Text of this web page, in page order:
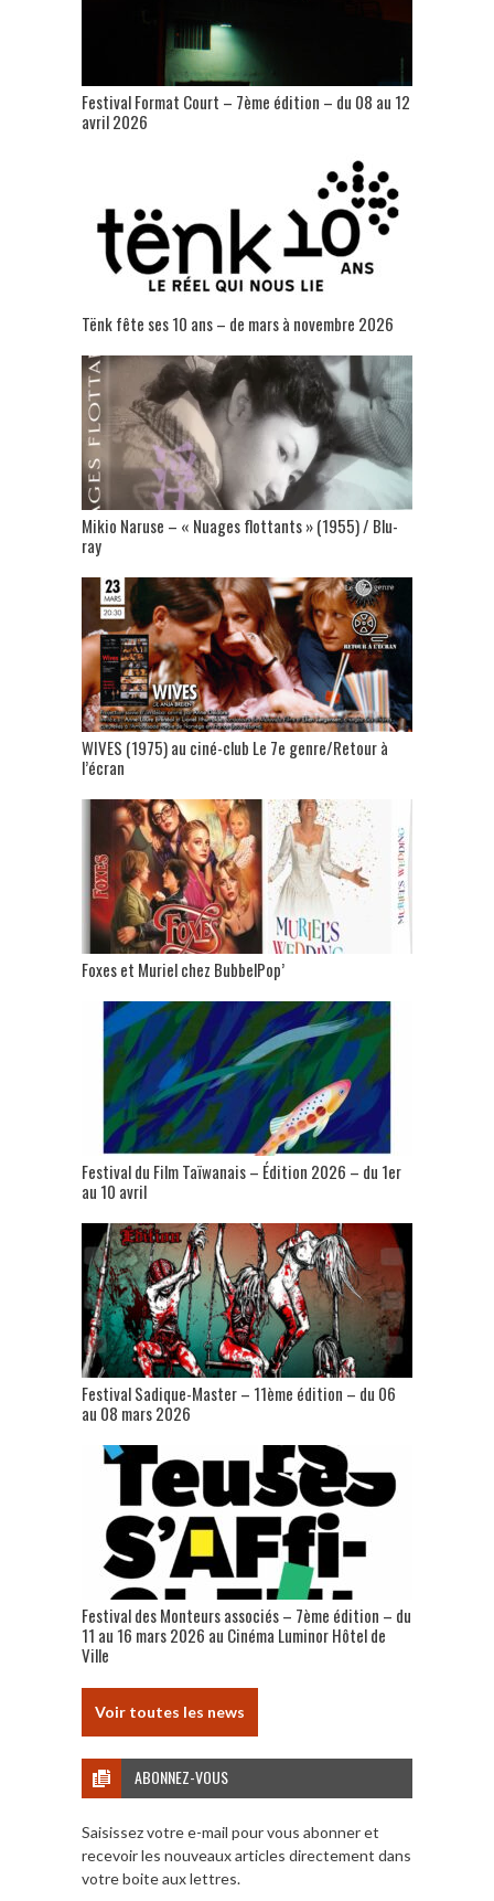
Festival Format Court – 7ème édition – du 08 au 12
avril 2026
Tënk fête ses 10 ans – de mars à novembre 2026
Mikio Naruse – « Nuages flottants » (1955) / Blu-
ray
WIVES (1975) au ciné-club Le 7e genre/Retour à
l’écran
Foxes et Muriel chez BubbelPop’
Festival du Film Taïwanais – Édition 2026 – du 1er
au 10 avril
Festival Sadique-Master – 11ème édition – du 06
au 08 mars 2026
Festival des Monteurs associés – 7ème édition – du
11 au 16 mars 2026 au Cinéma Luminor Hôtel de
Ville
Voir toutes les news
ABONNEZ-VOUS
Saisissez votre e-mail pour vous abonner et
recevoir les nouveaux articles directement dans
votre boite aux lettres.